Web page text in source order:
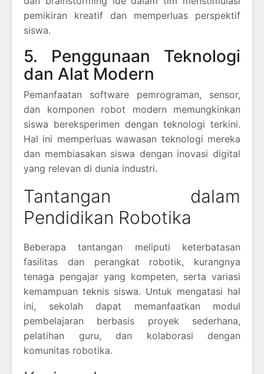
pemikiran kreatif dan memperluas perspektif
siswa.
5. Penggunaan Teknologi
dan Alat Modern
Pemanfaatan software pemrograman, sensor,
dan komponen robot modern memungkinkan
siswa bereksperimen dengan teknologi terkini.
Hal ini memperluas wawasan teknologi mereka
dan membiasakan siswa dengan inovasi digital
yang relevan di dunia industri.
Tantangan dalam
Pendidikan Robotika
Beberapa tantangan meliputi keterbatasan
fasilitas dan perangkat robotik, kurangnya
tenaga pengajar yang kompeten, serta variasi
kemampuan teknis siswa. Untuk mengatasi hal
ini, sekolah dapat memanfaatkan modul
pembelajaran berbasis proyek sederhana,
pelatihan guru, dan kolaborasi dengan
komunitas robotika.